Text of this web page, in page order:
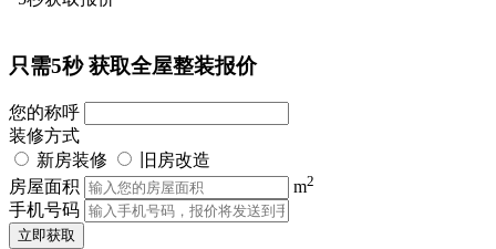
只需5秒获取全屋整装报价
您的称呼
装修方式
新房装修
旧房改造
房屋面积
m2
手机号码
立即获取